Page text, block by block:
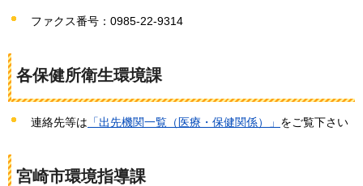
ファクス番号：0985-22-9314
各保健所衛生環境課
連絡先等は 「出先機関一覧（医療・保健関係）」 をご覧下さい
宮崎市環境指導課